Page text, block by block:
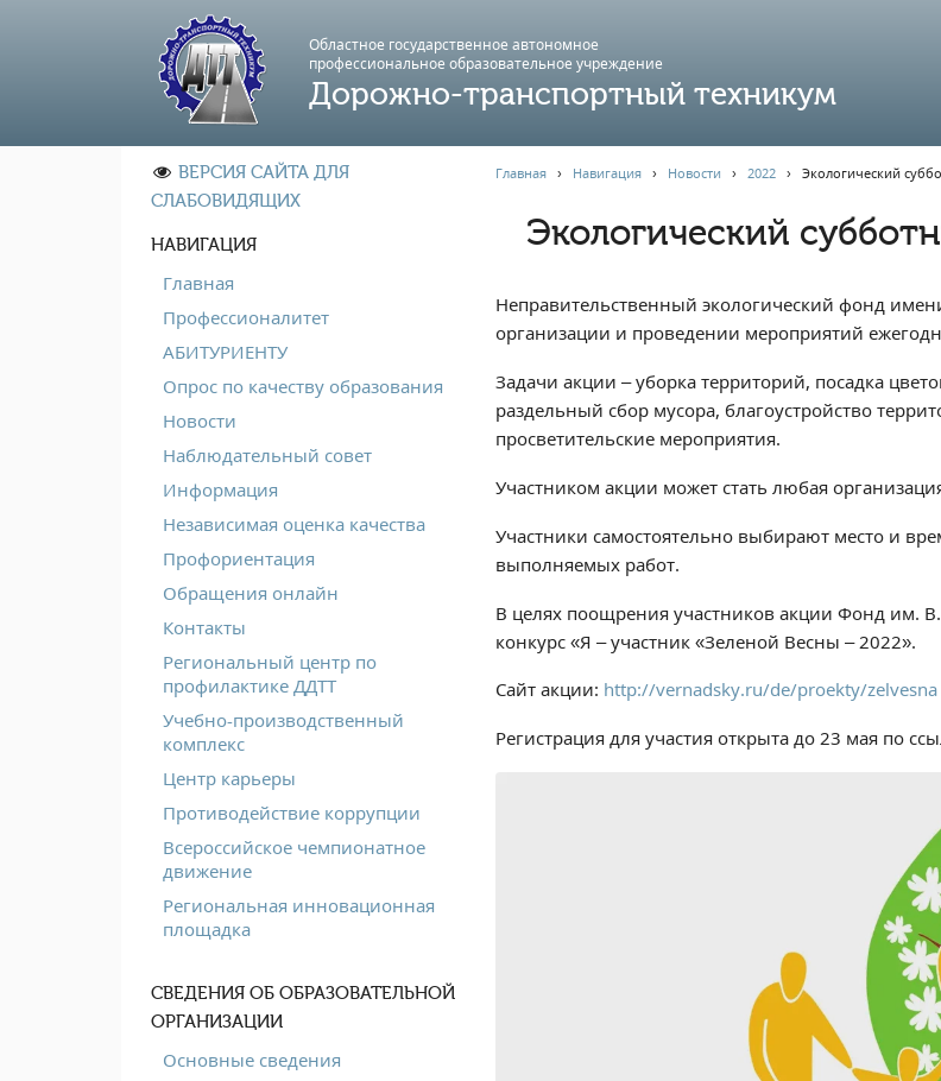
Областное государственное автономное
профессиональноe образовательное учреждение
Дорожно-транспортный техникум
ВЕРСИЯ САЙТА ДЛЯ
СЛАБОВИДЯЩИХ
НАВИГАЦИЯ
Главная
Профессионалитет
АБИТУРИЕНТУ
Опрос по качеству образования
Новости
Наблюдательный совет
Информация
Независимая оценка качества
Профориентация
Обращения онлайн
Контакты
Региональный центр по
профилактике ДДТТ
Учебно-производственный
комплекс
Центр карьеры
Противодействие коррупции
Всероссийское чемпионатное
движение
Региональная инновационная
площадка
СВЕДЕНИЯ ОБ ОБРАЗОВАТЕЛЬНОЙ
ОРГАНИЗАЦИИ
Основные сведения
Главная› Навигация› Новости › 2022› Экологический
Экологический
Неправительственный экологический фонд
организации и проведении мероприятий
Задачи акции – уборка территорий, посадка
раздельный сбор мусора, благоустройство
просветительские мероприятия.
Участником акции может стать любая
Участники самостоятельно выбирают место и
выполняемых работ.
В целях поощрения участников акции Фонд им.
конкурс «Я – участник «Зеленой Весны – 2022».
Сайт акции: http://vernadsky.ru/de/proekty/zelvesna
Регистрация для участия открыта до 23 мая по